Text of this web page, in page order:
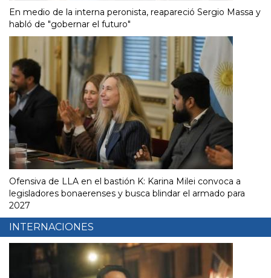
En medio de la interna peronista, reapareció Sergio Massa y
habló de "gobernar el futuro"
Ofensiva de LLA en el bastión K: Karina Milei convoca a
legisladores bonaerenses y busca blindar el armado para
2027
INTERNACIONES